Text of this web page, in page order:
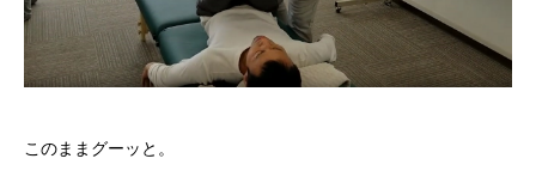
このままグーッと。